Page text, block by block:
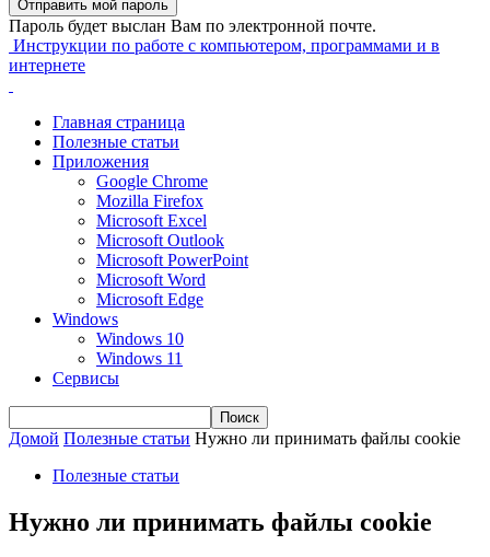
Пароль будет выслан Вам по электронной почте.
Инструкции по работе с компьютером, программами и в
интернете
Главная страница
Полезные статьи
Приложения
Google Chrome
Mozilla Firefox
Microsoft Excel
Microsoft Outlook
Microsoft PowerPoint
Microsoft Word
Microsoft Edge
Windows
Windows 10
Windows 11
Сервисы
Домой Полезные статьи Нужно ли принимать файлы cookie
Полезные статьи
Нужно ли принимать файлы cookie